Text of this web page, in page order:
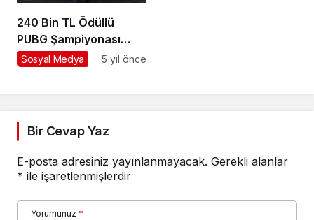
240 Bin TL Ödüllü
PUBG Şampiyonası
Elemeleri
Sosyal Medya 5 yıl önce
Bir Cevap Yaz
E-posta adresiniz yayınlanmayacak. Gerekli alanlar
* ile işaretlenmişlerdir
Yorumunuz *